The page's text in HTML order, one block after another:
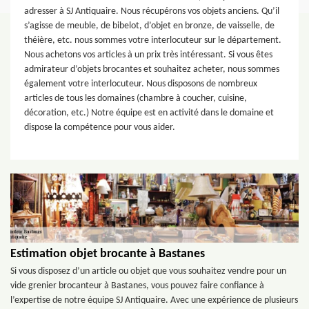
adresser à SJ Antiquaire. Nous récupérons vos objets anciens. Qu’il
s’agisse de meuble, de bibelot, d’objet en bronze, de vaisselle, de
théière, etc. nous sommes votre interlocuteur sur le département.
Nous achetons vos articles à un prix très intéressant. Si vous êtes
admirateur d’objets brocantes et souhaitez acheter, nous sommes
également votre interlocuteur. Nous disposons de nombreux
articles de tous les domaines (chambre à coucher, cuisine,
décoration, etc.) Notre équipe est en activité dans le domaine et
dispose la compétence pour vous aider.
Estimation objet brocante à Bastanes
Si vous disposez d’un article ou objet que vous souhaitez vendre pour un
vide grenier brocanteur à Bastanes, vous pouvez faire confiance à
l’expertise de notre équipe SJ Antiquaire. Avec une expérience de plusieurs